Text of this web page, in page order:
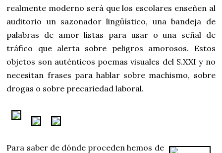
realmente moderno será que los escolares enseñen al
auditorio un sazonador lingüístico, una bandeja de
palabras de amor listas para usar o una señal de
tráfico que alerta sobre peligros amorosos. Estos
objetos son auténticos poemas visuales del S.XXI y no
necesitan frases para hablar sobre machismo, sobre
drogas o sobre precariedad laboral.
Para saber de dónde proceden hemos de